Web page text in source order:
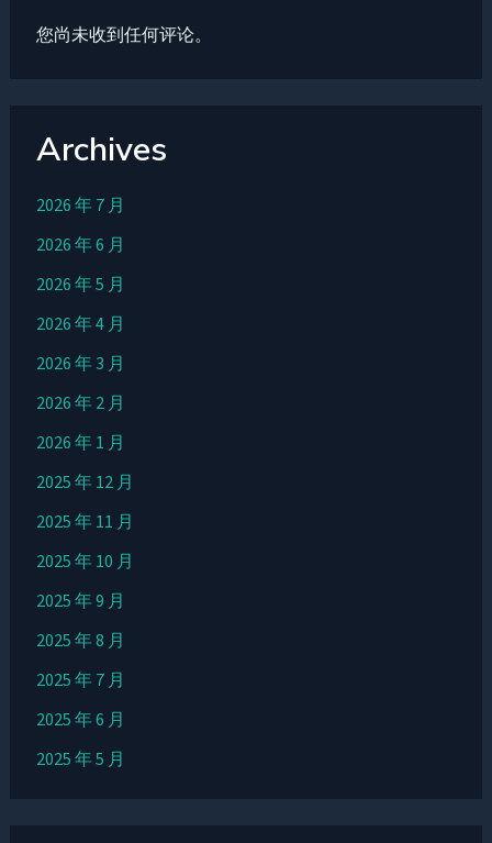
您尚未收到任何评论。
Archives
2026 年 7 月
2026 年 6 月
2026 年 5 月
2026 年 4 月
2026 年 3 月
2026 年 2 月
2026 年 1 月
2025 年 12 月
2025 年 11 月
2025 年 10 月
2025 年 9 月
2025 年 8 月
2025 年 7 月
2025 年 6 月
2025 年 5 月